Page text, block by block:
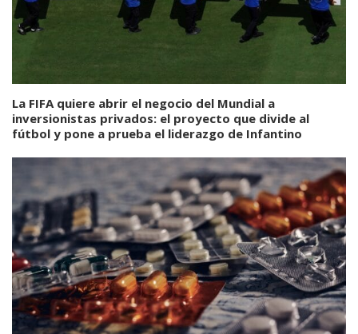
La FIFA quiere abrir el negocio del Mundial a
inversionistas privados: el proyecto que divide al
fútbol y pone a prueba el liderazgo de Infantino